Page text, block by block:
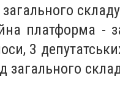
загального
платформа -
3
загального